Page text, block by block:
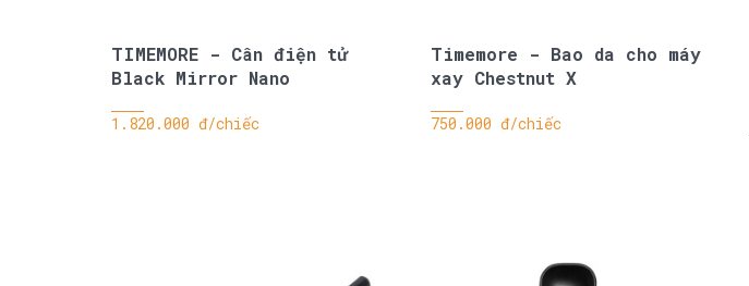
TIMEMORE - Cân điện tử
Black Mirror Nano
1.820.000 đ/chiếc
Timemore - Bao da cho máy
xay Chestnut X
750.000 đ/chiếc